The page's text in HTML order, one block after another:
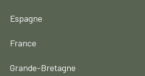
Espagne
France
Grande-Bretagne